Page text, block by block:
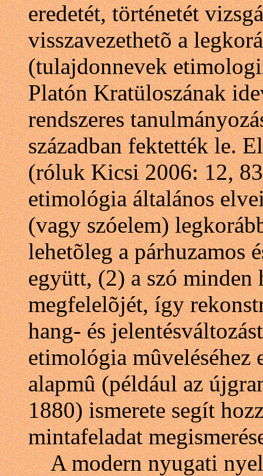
eredetét, történetét
visszavezethetõ a
(tulajdonnevek
Platón Kratüloszának
rendszeres
században fektették le.
(róluk Kicsi 2006: 12,
etimológia általános
(vagy szóelem)
lehetõleg a párhuzamos
együtt, (2) a szó
megfelelõjét, így
hang- és
etimológia mûveléséhez
alapmû (például az
1880) ismerete segít
mintafeladat
A modern nyugati